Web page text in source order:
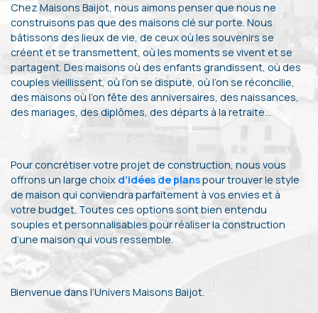
Chez Maisons Baijot, nous aimons penser que nous ne
construisons pas que des maisons clé sur porte. Nous
bâtissons des lieux de vie, de ceux où les souvenirs se
créent et se transmettent, où les moments se vivent et se
partagent. Des maisons où des enfants grandissent, où des
couples vieillissent, où l’on se dispute, où l’on se réconcilie,
des maisons où l’on fête des anniversaires, des naissances,
des mariages, des diplômes, des départs à la retraite…
Pour concrétiser votre projet de construction, nous vous
offrons un large choix d’idées de planspour trouver le style
de maison qui conviendra parfaitement à vos envies et à
votre budget. Toutes ces options sont bien entendu
souples et personnalisables pour réaliser la construction
d’une maison qui vous ressemble.
Bienvenue dans l’Univers Maisons Baijot.